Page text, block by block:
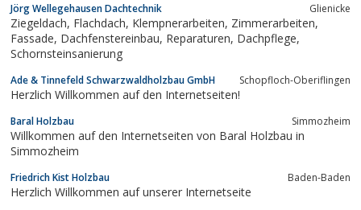
Jörg Wellegehausen Dachtechnik Glienicke
Ziegeldach, Flachdach, Klempnerarbeiten, Zimmerarbeiten,
Fassade, Dachfenstereinbau, Reparaturen, Dachpflege,
Schornsteinsanierung
Ade & Tinnefeld Schwarzwaldholzbau GmbH Schopfloch-Oberiflingen
Herzlich Willkommen auf den Internetseiten!
Baral Holzbau Simmozheim
Willkommen auf den Internetseiten von Baral Holzbau in
Simmozheim
Friedrich Kist Holzbau Baden-Baden
Herzlich Willkommen auf unserer Internetseite